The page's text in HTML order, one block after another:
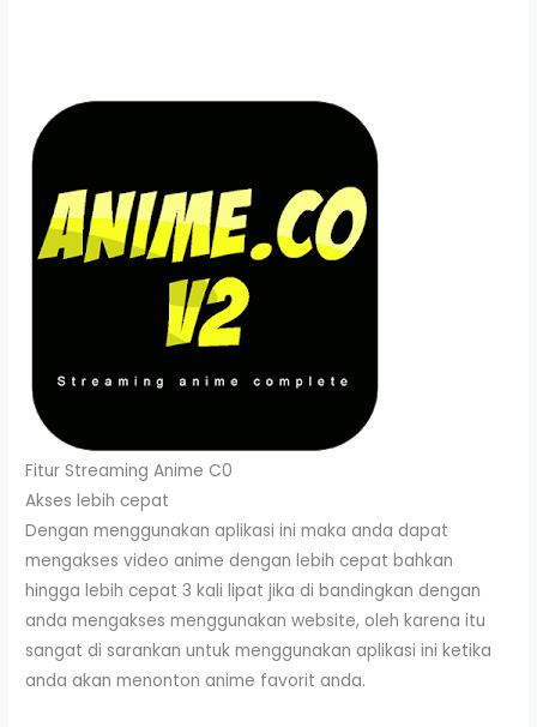
Fitur Streaming Anime C0
Akses lebih cepat
Dengan menggunakan aplikasi ini maka anda dapat
mengakses video anime dengan lebih cepat bahkan
hingga lebih cepat 3 kali lipat jika di bandingkan dengan
anda mengakses menggunakan website, oleh karena itu
sangat di sarankan untuk menggunakan aplikasi ini ketika
anda akan menonton anime favorit anda.